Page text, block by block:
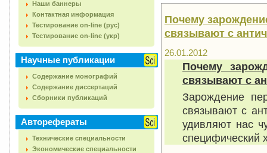
Наши баннеры
Контактная информация
Тестирование on-line (рус)
Тестирование on-line (укр)
Научные публикации
Содержание монографий
Содержание диссертаций
Сборники публикаций
Авторефераты
Технические специальности
Экономические специальности
Почему
связывают с
26.01.2012
Почему
связывают с
Зарождение
связывают с
удивляют нас
специфический